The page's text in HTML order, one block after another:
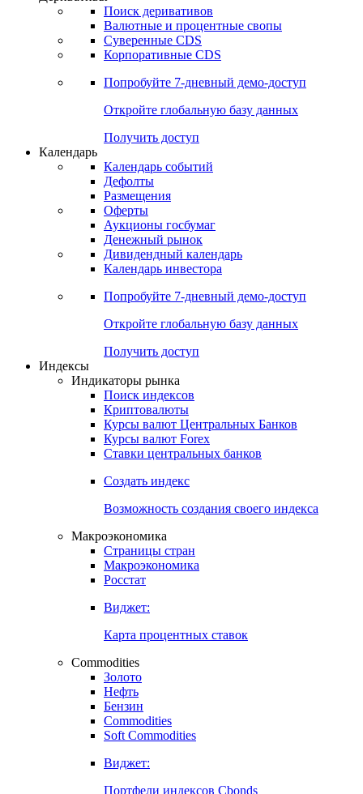
Откройте глобальную базу данных
Получить доступ
Деривативы
Поиск деривативов
Валютные и процентные свопы
Суверенные CDS
Корпоративные CDS
Попробуйте7-дневный
Откройте глобальную базу данных
Получить доступ
Календарь
Календарь событий
Дефолты
Размещения
Оферты
Аукционы госбумаг
Денежный рынок
Дивидендный календарь
Календарь инвестора
Попробуйте7-дневный
Получить доступ
Индикаторы рынка
Поиск индексов
Криптовалюты
Курсы валют Центральных Банков
Курсы валют Forex
Ставки центральных банков
Создать индекс
Возможность создания своего индекса
Макроэкономика
Страницы стран
Макроэкономика
Росстат
Виджет:
Карта процентных ставок
Commodities
Золото
Нефть
Бензин
Commodities
Soft Commodities